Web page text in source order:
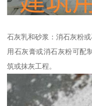
石灰乳和砂浆：消石灰粉或
用石灰膏或消石灰粉可配
筑或抹灰工程。